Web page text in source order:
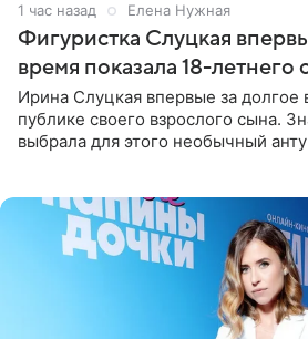
1 час назад Елена Нужная
Фигуристка Слуцкая
время показала 18-летнего
Ирина Слуцкая впервые за долгое
публике своего взрослого сына.
выбрала для этого необычный